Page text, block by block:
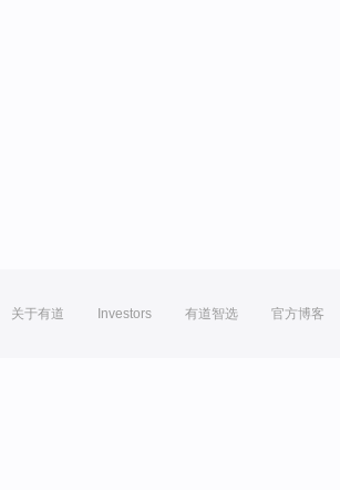
关于有道 Investors 有道智选 官方博客